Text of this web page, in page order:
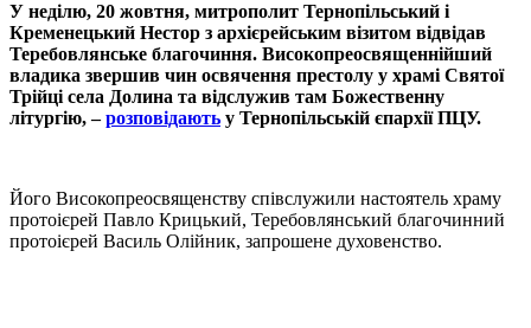
У неділю, 20 жовтня, митрополит Тернопільський і
Кременецький Нестор з архієрейським візитом відвідав
Теребовлянське благочиння. Високопреосвященнійший
владика звершив чин освячення престолу у храмі Святої
Трійці села Долина та відслужив там Божественну
літургію, –розповідають у Тернопільській єпархії ПЦУ.
Його Високопреосвященству співслужили настоятель храму
протоієрей Павло Крицький, Теребовлянський благочинний
протоієрей Василь Олійник, запрошене духовенство.